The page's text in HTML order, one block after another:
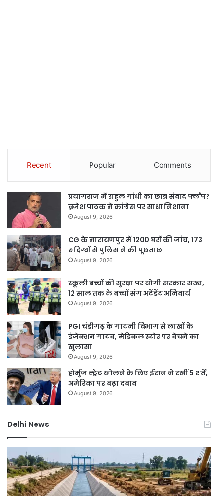
Recent Popular Comments
प्रयागराज में राहुल गांधी का छात्र संवाद फ्लॉप?
ब्रजेश पाठक ने कांग्रेस पर साधा निशाना
August 9, 2026
CG के नारायणपुर में 1200 घरों की जांच, 173
संदिग्धों से पुलिस ने की पूछताछ
August 9, 2026
स्कूली बच्चों की सुरक्षा पर योगी सरकार सख्त,
12 साल तक के बच्चों संग अटेंडेंट अनिवार्य
August 9, 2026
PGI चंडीगढ़ के गायनी विभाग से लाखों के
इंजेक्शन गायब, मेडिकल स्टोर पर बेचने का
खुलासा
August 9, 2026
होर्मुज स्ट्रेट खोलने के लिए ईरान ने रखीं 5 शर्तें,
अमेरिका पर बढ़ा दबाव
August 9, 2026
Delhi News
नहर
होगी
सीमेंटेड,
750
में
ने